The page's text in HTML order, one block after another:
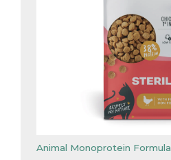
Animal Monoprotein Formula